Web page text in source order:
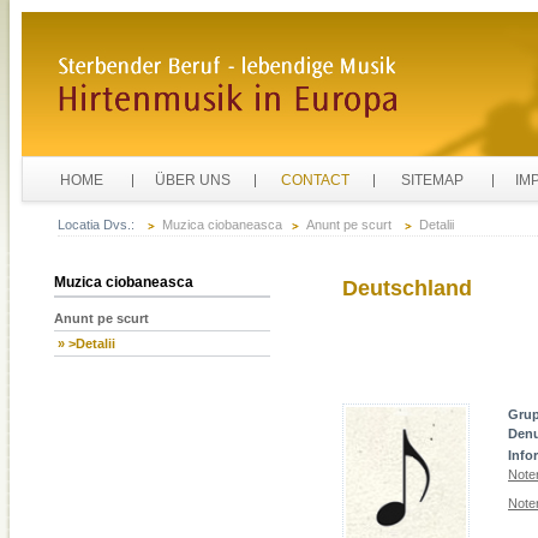
HOME ÜBER UNS CONTACT SITEMAP
Locatia Dvs.: Muzica ciobaneasca Anunt pe scurt Detalii
Muzica ciobaneasca
Anunt pe scurt
» >Detalii
Deutschland